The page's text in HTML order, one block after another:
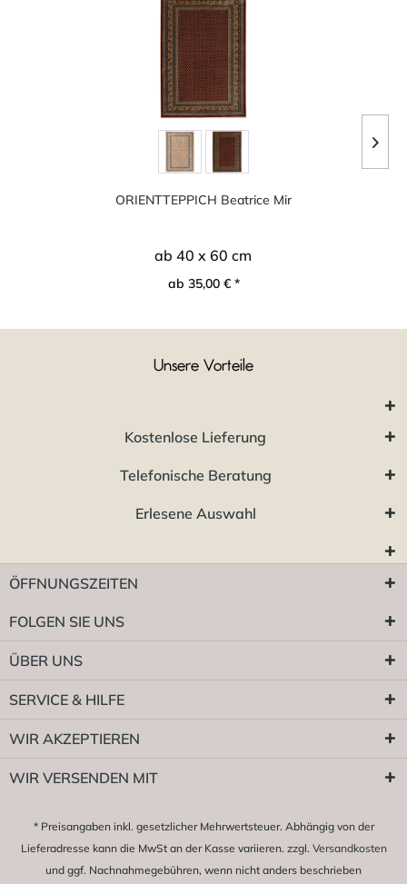
ORIENTTEPPICH Beatrice Mir
ab 40 x 60 cm
ab 35,00 € *
Unsere Vorteile
Kostenlose Lieferung
Telefonische Beratung
Erlesene Auswahl
ÖFFNUNGSZEITEN
FOLGEN SIE UNS
ÜBER UNS
SERVICE & HILFE
WIR AKZEPTIEREN
WIR VERSENDEN MIT
* Preisangaben inkl. gesetzlicher Mehrwertsteuer. Abhängig von der
Lieferadresse kann die MwSt an der Kasse variieren. zzgl. Versandkosten
und ggf. Nachnahmegebühren, wenn nicht anders beschrieben